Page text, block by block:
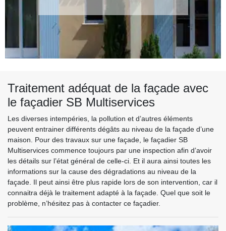
Traitement adéquat de la façade avec
le façadier SB Multiservices
Les diverses intempéries, la pollution et d’autres éléments
peuvent entrainer différents dégâts au niveau de la façade d’une
maison. Pour des travaux sur une façade, le façadier SB
Multiservices commence toujours par une inspection afin d’avoir
les détails sur l’état général de celle-ci. Et il aura ainsi toutes les
informations sur la cause des dégradations au niveau de la
façade. Il peut ainsi être plus rapide lors de son intervention, car il
connaitra déjà le traitement adapté à la façade. Quel que soit le
problème, n’hésitez pas à contacter ce façadier.